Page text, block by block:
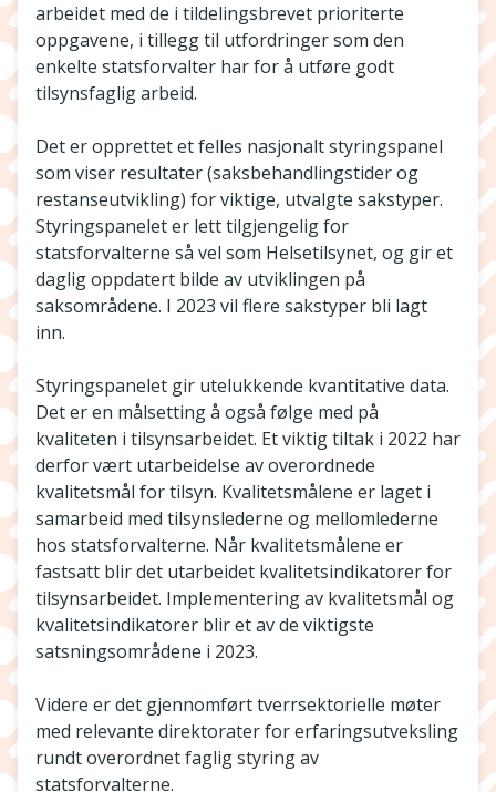
arbeidet med de i tildelingsbrevet prioriterte
oppgavene, i tillegg til utfordringer som den
enkelte statsforvalter har for å utføre godt
tilsynsfaglig arbeid.
Det er opprettet et felles nasjonalt styringspanel
som viser resultater (saksbehandlingstider og
restanseutvikling) for viktige, utvalgte sakstyper.
Styringspanelet er lett tilgjengelig for
statsforvalterne så vel som Helsetilsynet, og gir et
daglig oppdatert bilde av utviklingen på
saksområdene. I 2023 vil flere sakstyper bli lagt
inn.
Styringspanelet gir utelukkende kvantitative data.
Det er en målsetting å også følge med på
kvaliteten i tilsynsarbeidet. Et viktig tiltak i 2022 har
derfor vært utarbeidelse av overordnede
kvalitetsmål for tilsyn. Kvalitetsmålene er laget i
samarbeid med tilsynslederne og mellomlederne
hos statsforvalterne. Når kvalitetsmålene er
fastsatt blir det utarbeidet kvalitetsindikatorer for
tilsynsarbeidet. Implementering av kvalitetsmål og
kvalitetsindikatorer blir et av de viktigste
satsningsområdene i 2023.
Videre er det gjennomført tverrsektorielle møter
med relevante direktorater for erfaringsutveksling
rundt overordnet faglig styring av
statsforvalterne.